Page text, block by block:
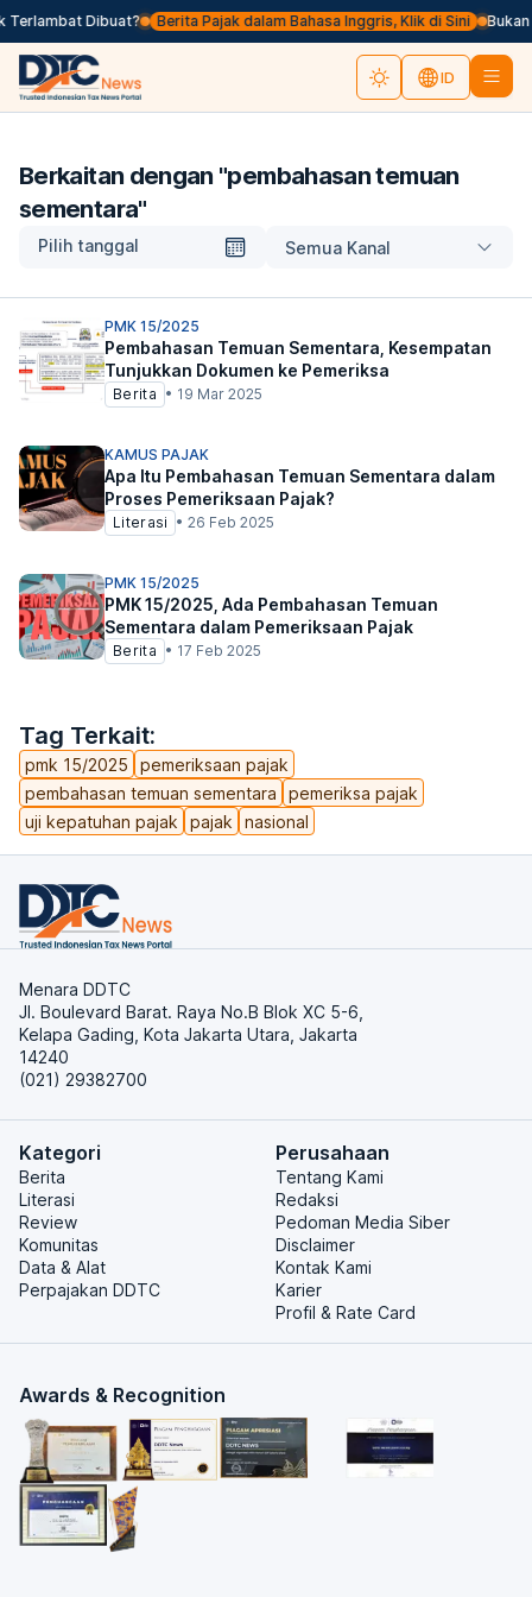
Dibuat? Berita Pajak dalam Bahasa Inggris, Klik di Sini Bukan
ID
Berkaitan dengan "pembahasan temuan
sementara"
Pilih tanggal Semua Kanal
Tag Terkait:
pmk 15/2025
pemeriksaan pajak
pembahasan temuan sementara
pemeriksa pajak
uji kepatuhan pajak
pajak nasional
PMK 15/2025
Pembahasan Temuan Sementara, Kesempatan
Tunjukkan Dokumen ke Pemeriksa
Berita • 19 Mar 2025
KAMUS PAJAK
Apa Itu Pembahasan Temuan Sementara dalam
Proses Pemeriksaan Pajak?
Literasi • 26 Feb 2025
PMK 15/2025
PMK 15/2025, Ada Pembahasan Temuan
Sementara dalam Pemeriksaan Pajak
Berita • 17 Feb 2025
Menara DDTC
Jl. Boulevard Barat. Raya No.B Blok XC 5-6,
Kelapa Gading, Kota Jakarta Utara, Jakarta
14240
(021) 29382700
Kategori
Berita
Literasi
Review
Komunitas
Data & Alat
Perpajakan DDTC
Perusahaan
Tentang Kami
Redaksi
Pedoman Media Siber
Disclaimer
Kontak Kami
Karier
Profil & Rate Card
Awards & Recognition